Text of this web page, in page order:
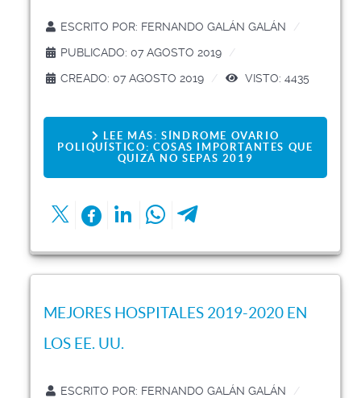
ESCRITO POR: FERNANDO GALÁN GALÁN
PUBLICADO: 07 AGOSTO 2019
CREADO: 07 AGOSTO 2019
VISTO: 4435
LEE MÁS: SÍNDROME OVARIO
POLIQUÍSTICO: COSAS IMPORTANTES QUE
QUIZÁ NO SEPAS 2019
MEJORES HOSPITALES 2019-2020 EN
LOS EE. UU.
ESCRITO POR: FERNANDO GALÁN GALÁN